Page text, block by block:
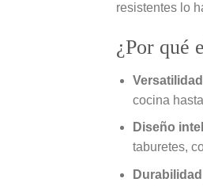
resistentes lo
¿Por qué
cocina
Diseño
taburetes,